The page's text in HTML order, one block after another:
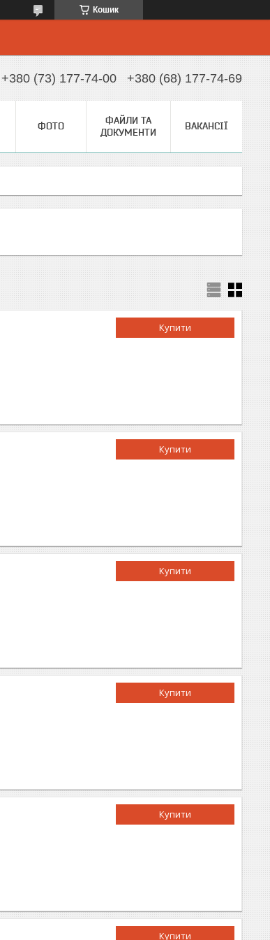
Кошик
+380 (73) 177-74-00 +380 (68) 177-74-69
ФОТО
ФАЙЛИ ТА
ДОКУМЕНТИ
ВАКАНСІЇ
Купити
Купити
Купити
Купити
Купити
Купити